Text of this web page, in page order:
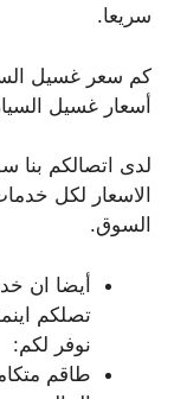
سريعا.
كم سعر غسيل
أسعار غسيل
لدى اتصالكم
الاسعار لكل
السوق.
تصلكم
نوفر لكم:
طاقم